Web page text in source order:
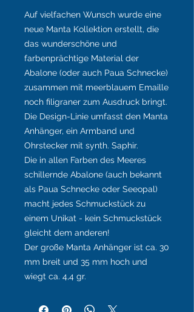
Auf vielfachen Wunsch wurde eine
neue Manta Kollektion erstellt, die
das wunderschöne und
farbenprächtige Material der
Abalone (oder auch Paua Schnecke)
zusammen mit meerblauem Emaille
noch filigraner zum Ausdruck bringt.
Die Design-Linie umfasst den Manta
Anhänger, ein Armband und
Ohrstecker mit synth. Saphir.
Die in allen Farben des Meeres
schillernde Abalone (auch bekannt
als Paua Schnecke oder Seeopal)
macht jedes Schmuckstück zu
einem Unikat - kein Schmuckstück
gleicht dem anderen!
Der große Manta Anhänger ist ca. 30
mm breit und 35 mm hoch und
wiegt ca. 4,4 gr.